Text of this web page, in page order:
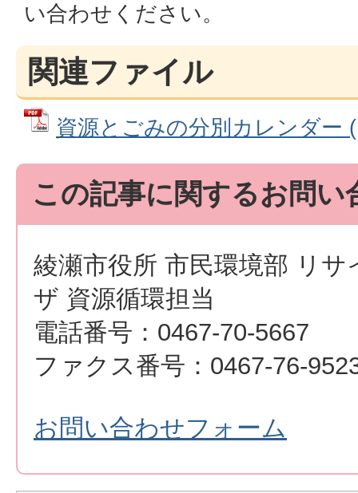
い合わせください。
関連ファイル
資源とごみの分別カレンダー
この記事に関するお問い
綾瀬市役所 市民環境部 リサ
ザ 資源循環担当
電話番号：0467-70-5667
ファクス番号：0467-76-
お問い合わせフォーム